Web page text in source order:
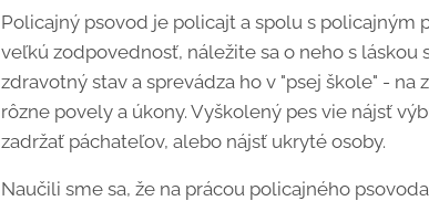
Policajný psovod je policajt a spolu s policajným
veľkú zodpovednosť, náležite sa o neho s
zdravotný stav a sprevádza ho v "psej škole" -
rôzne povely a úkony. Vyškolený pes vie nájsť
zadržať páchateľov, alebo nájsť ukryté osoby.
Naučili sme sa, že na prácou policajného